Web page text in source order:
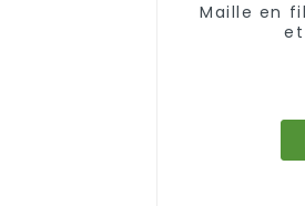
Maille en